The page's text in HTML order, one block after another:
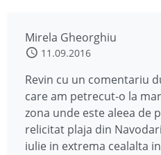
Mirela Gheorghiu
11.09.2016
Revin cu un comentariu
care am petrecut-o la
zona unde este aleea de
relicitat plaja din
iulie in extrema cealalta